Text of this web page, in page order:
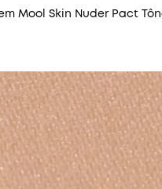
Mool Skin Nuder Pact